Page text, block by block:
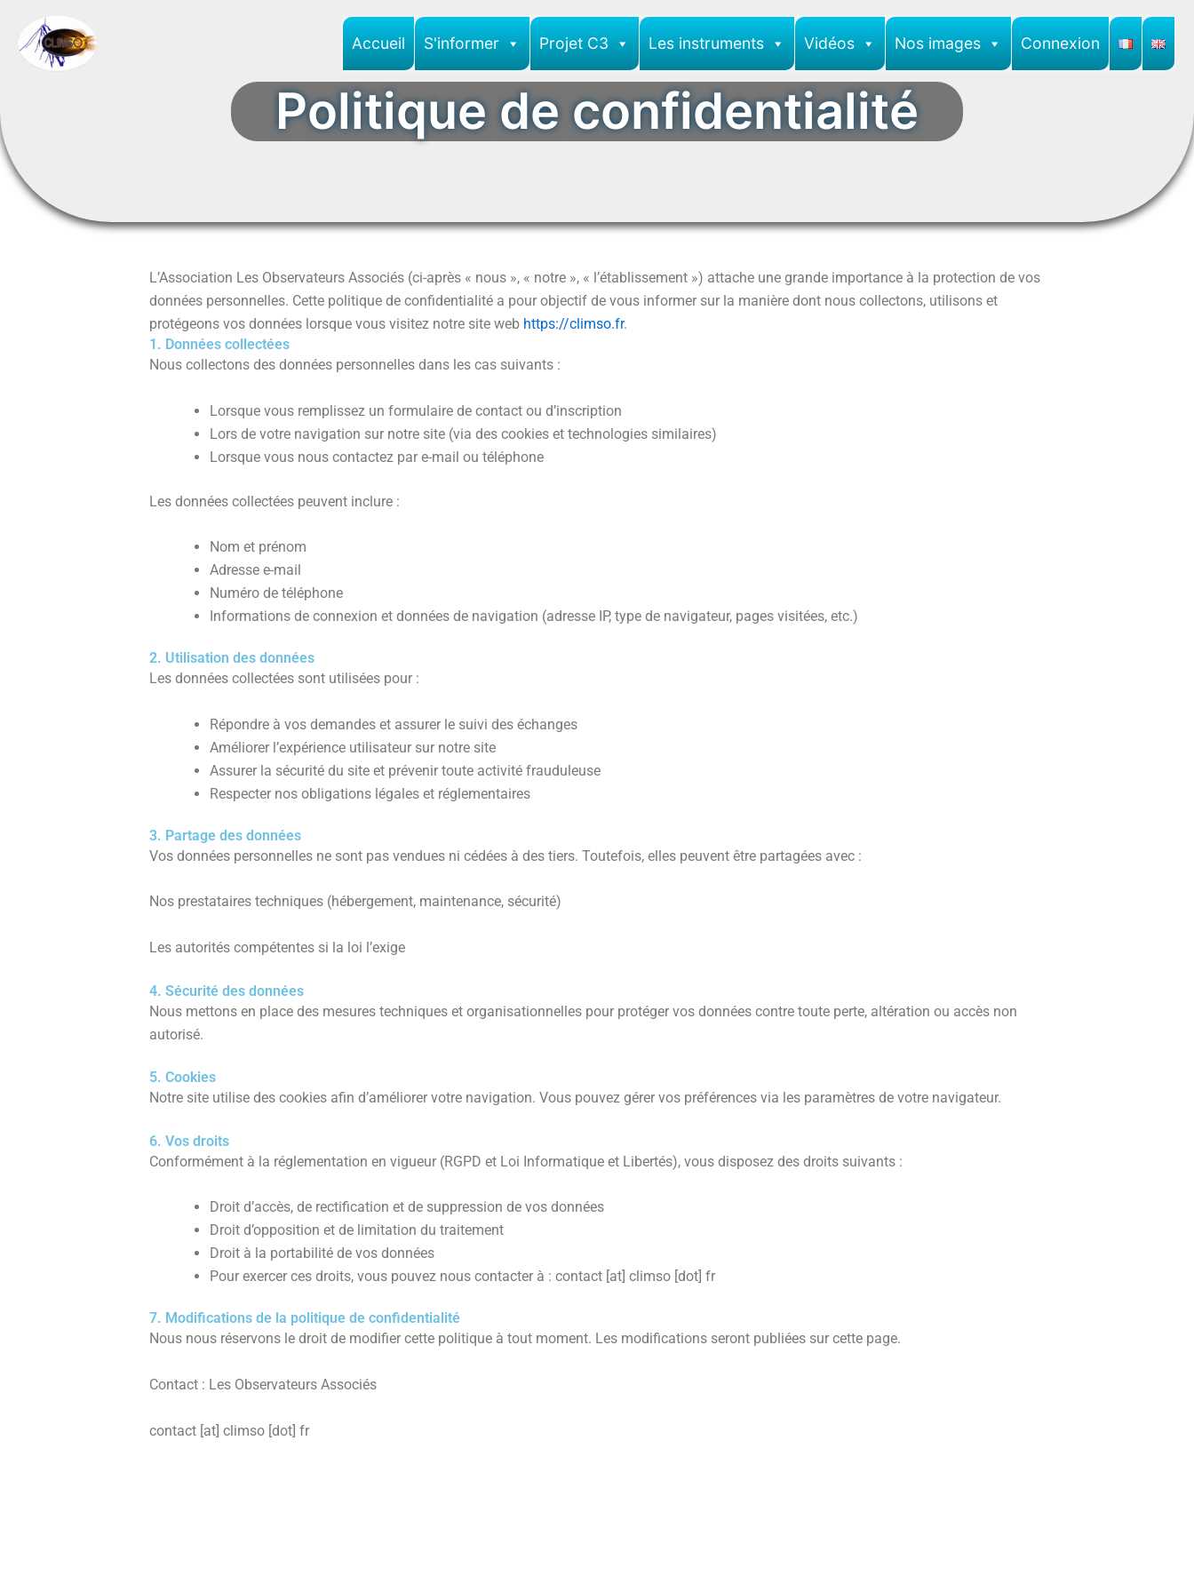
contenu
Accueil S'informer Projet C3 Les instruments Vidéos Nos images Connexion
Politique de confidentialité
L’Association Les Observateurs Associés (ci-après « nous », « notre », « l’établissement ») attache une grande importance à la protection de vos
données personnelles. Cette politique de confidentialité a pour objectif de vous informer sur la manière dont nous collectons, utilisons et
protégeons vos données lorsque vous visitez notre site web https://climso.fr.
1. Données collectées
Nous collectons des données personnelles dans les cas suivants :
Lorsque vous remplissez un formulaire de contact ou d’inscription
Lors de votre navigation sur notre site (via des cookies et technologies similaires)
Lorsque vous nous contactez par e-mail ou téléphone
Les données collectées peuvent inclure :
Nom et prénom
Adresse e-mail
Numéro de téléphone
Informations de connexion et données de navigation (adresse IP, type de navigateur, pages visitées, etc.)
2. Utilisation des données
Les données collectées sont utilisées pour :
Répondre à vos demandes et assurer le suivi des échanges
Améliorer l’expérience utilisateur sur notre site
Assurer la sécurité du site et prévenir toute activité frauduleuse
Respecter nos obligations légales et réglementaires
3. Partage des données
Vos données personnelles ne sont pas vendues ni cédées à des tiers. Toutefois, elles peuvent être partagées avec :
Nos prestataires techniques (hébergement, maintenance, sécurité)
Les autorités compétentes si la loi l’exige
4. Sécurité des données
Nous mettons en place des mesures techniques et organisationnelles pour protéger vos données contre toute perte, altération ou accès non
autorisé.
5. Cookies
Notre site utilise des cookies afin d’améliorer votre navigation. Vous pouvez gérer vos préférences via les paramètres de votre navigateur.
6. Vos droits
Conformément à la réglementation en vigueur (RGPD et Loi Informatique et Libertés), vous disposez des droits suivants :
Droit d’accès, de rectification et de suppression de vos données
Droit d’opposition et de limitation du traitement
Droit à la portabilité de vos données
Pour exercer ces droits, vous pouvez nous contacter à : contact [at] climso [dot] fr
7. Modifications de la politique de confidentialité
Nous nous réservons le droit de modifier cette politique à tout moment. Les modifications seront publiées sur cette page.
Contact : Les Observateurs Associés
contact [at] climso [dot] fr